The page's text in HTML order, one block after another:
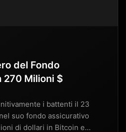
del Fondo
270 Milioni $
i battenti il 23
suo fondo assicurativo
di dollari in Bitcoin e